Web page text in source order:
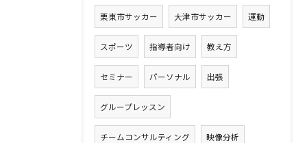
栗東市サッカー 大津市サッカー 運動
スポーツ 指導者向け 教え方
セミナー パーソナル 出張
グループレッスン
チームコンサルティング 映像分析